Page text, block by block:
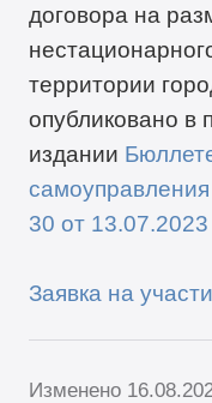
договора на
территории
опубликовано в
издании
30 от 13.07.2023
Заявка на
Изменено